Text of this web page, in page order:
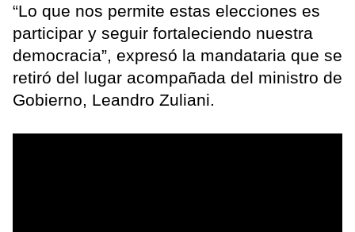
“Lo que nos permite estas elecciones es
participar y seguir fortaleciendo nuestra
democracia”, expresó la mandataria que se
retiró del lugar acompañada del ministro de
Gobierno, Leandro Zuliani.